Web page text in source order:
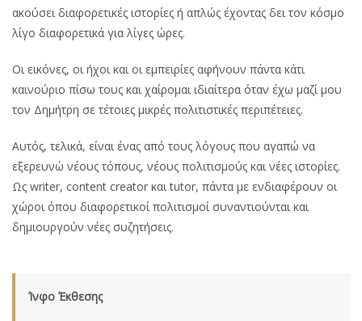
ακούσει διαφορετικές ιστορίες ή απλώς έχοντας δει τον κόσμο
λίγο διαφορετικά για λίγες ώρες.
Οι εικόνες, οι ήχοι και οι εμπειρίες αφήνουν πάντα κάτι
καινούριο πίσω τους και χαίρομαι ιδιαίτερα όταν έχω μαζί μου
τον Δημήτρη σε τέτοιες μικρές πολιτιστικές περιπέτειες.
Αυτός, τελικά, είναι ένας από τους λόγους που αγαπώ να
εξερευνώ νέους τόπους, νέους πολιτισμούς και νέες ιστορίες.
Ως writer, content creator και tutor, πάντα με ενδιαφέρουν οι
χώροι όπου διαφορετικοί πολιτισμοί συναντιούνται και
δημιουργούν νέες συζητήσεις.
Ίνφο Έκθεσης